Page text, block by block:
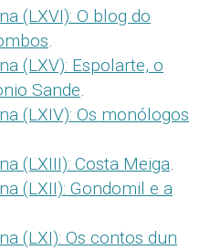
(LXVI): O blog do
.
(LXV): Espolarte, o
Sande.
(LXIV): Os monólogos
(LXIII): Costa Meiga.
(LXII): Gondomil e a
(LXI): Os contos dun